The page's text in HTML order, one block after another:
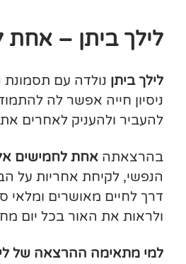
לילך ביתן –
לילך ביתן נולדה עם תסמונת
ניסיון חייה אפשר לה
להעביר ולהעניק לאחרים
בהרצאתה אחת לחמישים
הנפשי, לקיחת אחריות על
דרך לחיים מאושרים ומלאי
ולראות את האור בכל יום
למי מתאימה ההרצאה של